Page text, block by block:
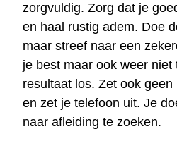
zorgvuldig. Zorg dat je
en haal rustig adem. Doe
maar streef naar een
je best maar ook weer
resultaat los. Zet ook
en zet je telefoon uit. Je
naar afleiding te zoeken.